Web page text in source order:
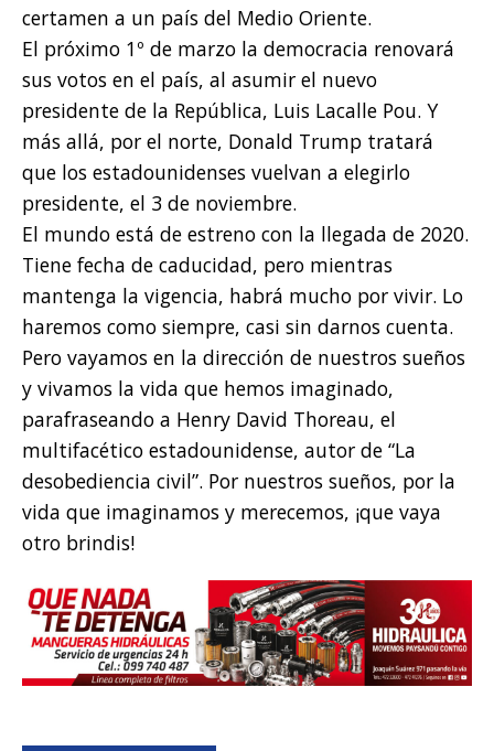
certamen a un país del Medio Oriente.
El próximo 1º de marzo la democracia renovará
sus votos en el país, al asumir el nuevo
presidente de la República, Luis Lacalle Pou. Y
más allá, por el norte, Donald Trump tratará
que los estadounidenses vuelvan a elegirlo
presidente, el 3 de noviembre.
El mundo está de estreno con la llegada de 2020.
Tiene fecha de caducidad, pero mientras
mantenga la vigencia, habrá mucho por vivir. Lo
haremos como siempre, casi sin darnos cuenta.
Pero vayamos en la dirección de nuestros sueños
y vivamos la vida que hemos imaginado,
parafraseando a Henry David Thoreau, el
multifacético estadounidense, autor de “La
desobediencia civil”. Por nuestros sueños, por la
vida que imaginamos y merecemos, ¡que vaya
otro brindis!